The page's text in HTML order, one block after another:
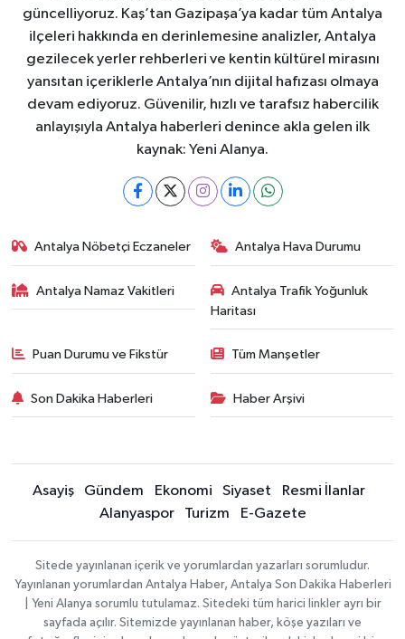
güncelliyoruz. Kaş’tan Gazipaşa’ya kadar tüm Antalya
ilçeleri hakkında en derinlemesine analizler, Antalya
gezilecek yerler rehberleri ve kentin kültürel mirasını
yansıtan içeriklerle Antalya’nın dijital hafızası olmaya
devam ediyoruz. Güvenilir, hızlı ve tarafsız habercilik
anlayışıyla Antalya haberleri denince akla gelen ilk
kaynak: Yeni Alanya.
Antalya Nöbetçi Eczaneler Antalya Hava Durumu
Antalya Namaz Vakitleri
Antalya Trafik Yoğunluk
Haritası
Puan Durumu ve Fikstür Tüm Manşetler
Son Dakika Haberleri Haber Arşivi
Asayiş Gündem Ekonomi Siyaset
Resmi İlanlar
Alanyaspor
Turizm E-Gazete
Sitede yayınlanan içerik ve yorumlardan yazarları sorumludur.
Yayınlanan yorumlardan Antalya Haber, Antalya Son Dakika Haberleri
| Yeni Alanya sorumlu tutulamaz. Sitedeki tüm harici linkler ayrı bir
sayfada açılır. Sitemizde yayınlanan haber, köşe yazıları ve